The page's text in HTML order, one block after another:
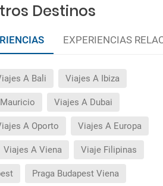
Destinos
EXPERIENCIAS
A Bali Viajes A Ibiza
Viajes A Dubai
A Oporto Viajes A Europa
Viajes A Viena Viaje Filipinas
Praga Budapest Viena